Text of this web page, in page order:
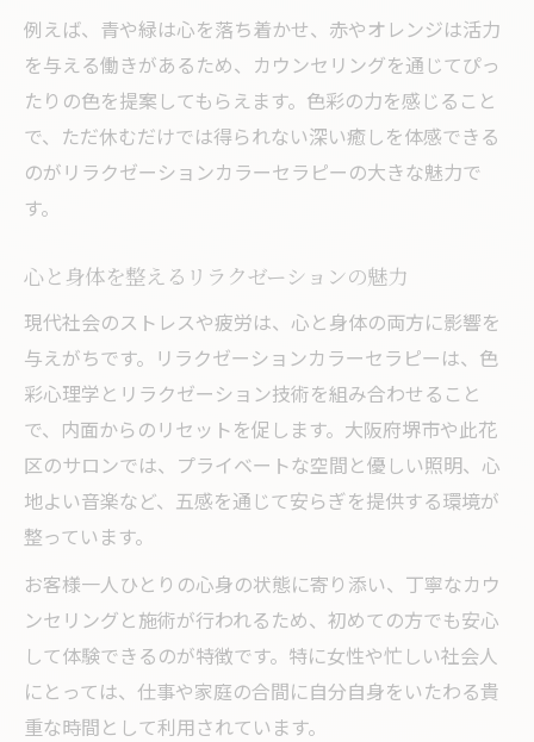
カラーセラピーが叶える深い安らぎとは
カラーセラピーで得られるリラクゼーショ
ン効果
色の選択が導くリラクゼーションの理由
リラクゼーションとカラーセラピーの関係
ション
安らぎを感じるリラクゼーションの仕組み
自分らしさを見つけるリラクゼーションの魅力
リラクゼーションで本来の自分を発見する
自己理解を促すリラクゼーションカラー体
験
色彩を通じて自分らしさを磨くリラクゼー
ション
リラクゼーションで自己肯定感を高めるコ
ツ
例えば、青や緑は心を落ち着かせ、赤やオレンジは活力
を与える働きがあるため、カウンセリングを通じてぴっ
たりの色を提案してもらえます。色彩の力を感じること
で、ただ休むだけでは得られない深い癒しを体感できる
のがリラクゼーションカラーセラピーの大きな魅力で
す。
心と身体を整えるリラクゼーションの魅力
現代社会のストレスや疲労は、心と身体の両方に影響を
与えがちです。リラクゼーションカラーセラピーは、色
彩心理学とリラクゼーション技術を組み合わせること
で、内面からのリセットを促します。大阪府堺市や此花
区のサロンでは、プライベートな空間と優しい照明、心
地よい音楽など、五感を通じて安らぎを提供する環境が
整っています。
お客様一人ひとりの心身の状態に寄り添い、丁寧なカウ
ンセリングと施術が行われるため、初めての方でも安心
して体験できるのが特徴です。特に女性や忙しい社会人
にとっては、仕事や家庭の合間に自分自身をいたわる貴
重な時間として利用されています。